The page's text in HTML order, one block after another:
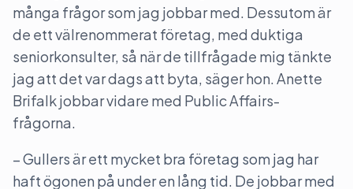
många frågor som jag jobbar med. Dessutom är
de ett välrenommerat företag, med duktiga
seniorkonsulter, så när de tillfrågade mig tänkte
jag att det var dags att byta, säger hon. Anette
Brifalk jobbar vidare med Public Affairs-
frågorna.
– Gullers är ett mycket bra företag som jag har
haft ögonen på under en lång tid. De jobbar med